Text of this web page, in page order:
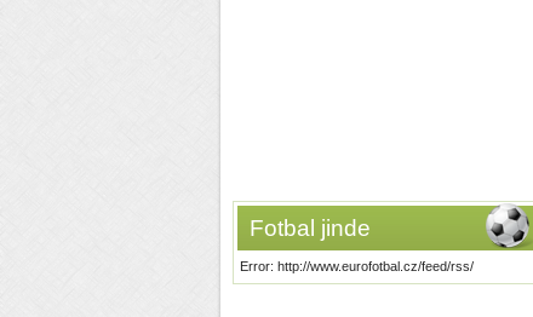
Fotbal jinde
Error: http://www.eurofotbal.cz/feed/rss/